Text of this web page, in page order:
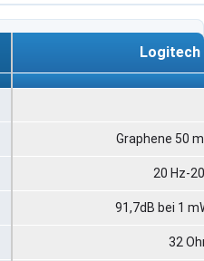
Logitech
Logitech
Graphene 50
20 Hz-
91,7dB bei 1
32